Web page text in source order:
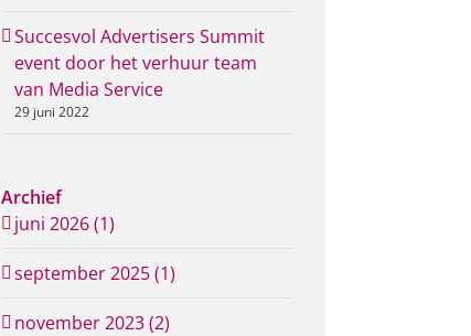
Succesvol Advertisers Summit
event door het verhuur team
van Media Service
29 juni 2022
Archief
juni 2026 (1)
september 2025 (1)
november 2023 (2)